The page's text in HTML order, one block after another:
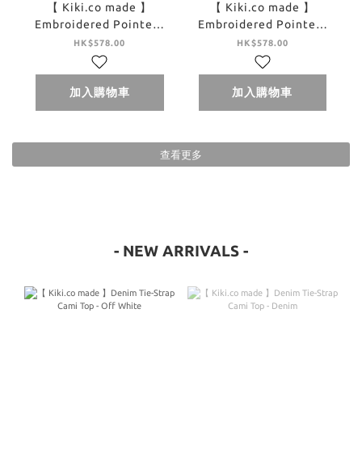
【 Kiki.co made 】
Embroidered Pointed-
Collar Midi Dress -
Ivory
HK$578.00
加入購物車
【 Kiki.co made 】
Embroidered Pointed-
Collar Midi Dress -
Brown
HK$578.00
加入購物車
查看更多
- NEW ARRIVALS -